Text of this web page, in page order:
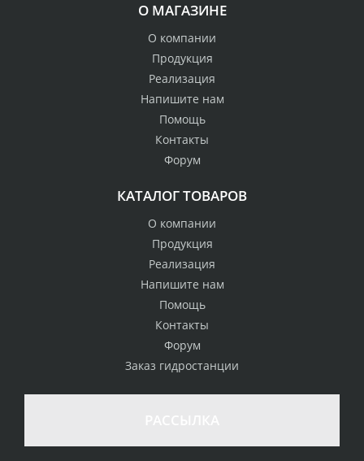
О МАГАЗИНЕ
О компании
Продукция
Реализация
Напишите нам
Помощь
Контакты
Форум
КАТАЛОГ ТОВАРОВ
О компании
Продукция
Реализация
Напишите нам
Помощь
Контакты
Форум
Заказ гидростанции